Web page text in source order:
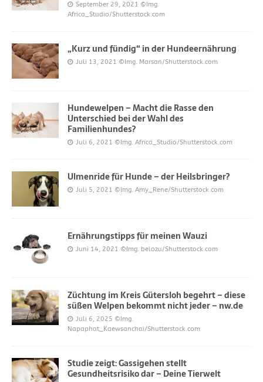
September 29, 2021 ©Img.
Africa_Studio/Shutterstock.com
„Kurz und fündig“ in der Hundeernährung
Juli 13, 2021 ©Img. Marsan/Shutterstock.com
Hundewelpen – Macht die Rasse den
Unterschied bei der Wahl des
Familienhundes?
Juli 6, 2021 ©Img. Africa_Studio/Shutterstock.com
Ulmenride für Hunde – der Heilsbringer?
Juli 5, 2021 ©Img. Amy_Rene/Shutterstock.com
Ernährungstipps für meinen Wauzi
Juni 14, 2021 ©Img. belozu/Shutterstock.com
Züchtung im Kreis Gütersloh begehrt – diese
süßen Welpen bekommt nicht jeder – nw.de
Juli 6, 2025 ©Img.
Napaphat_Kaewsanchai/Shutterstock.com
Studie zeigt: Gassigehen stellt
Gesundheitsrisiko dar – Deine Tierwelt